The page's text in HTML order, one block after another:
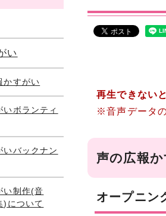
再生できない
※音声データ
声の広報
オープニン
い
かすがい
ボランティ
いバックナン
い制作(音
)について